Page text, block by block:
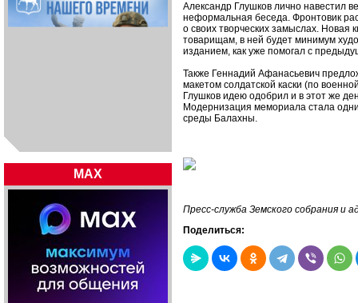
MAX
Александр Глушков лично навестил
неформальная беседа. Фронтовик
о своих творческих замыслах.
товарищам, в ней будет минимум
изданием, как уже помогал с
Также Геннадий Афанасьевич
макетом солдатской каски (по
Глушков идею одобрил и в этот же
Модернизация мемориала стала
среды Балахны.
Пресс-служба Земского собрания и
Поделиться: